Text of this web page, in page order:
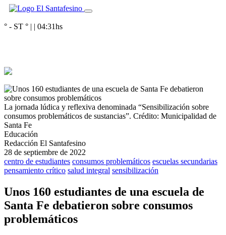
° - ST ° | | 04:31hs
La jornada lúdica y reflexiva denominada “Sensibilización sobre
consumos problemáticos de sustancias”. Crédito: Municipalidad de
Santa Fe
Educación
Redacción El Santafesino
28 de septiembre de 2022
centro de estudiantes consumos problemáticos escuelas secundarias
pensamiento crítico salud integral sensibilización
Unos 160 estudiantes de una escuela de
Santa Fe debatieron sobre consumos
problemáticos